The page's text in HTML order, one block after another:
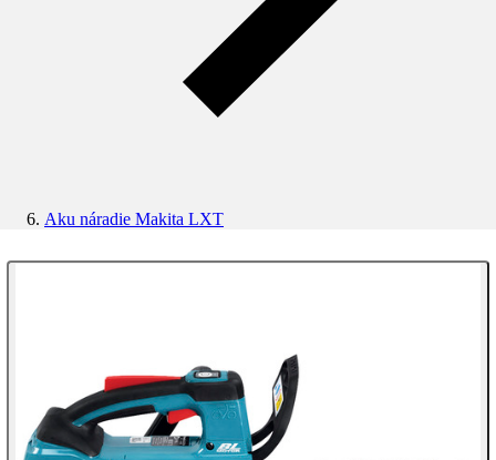
Aku náradie Makita LXT